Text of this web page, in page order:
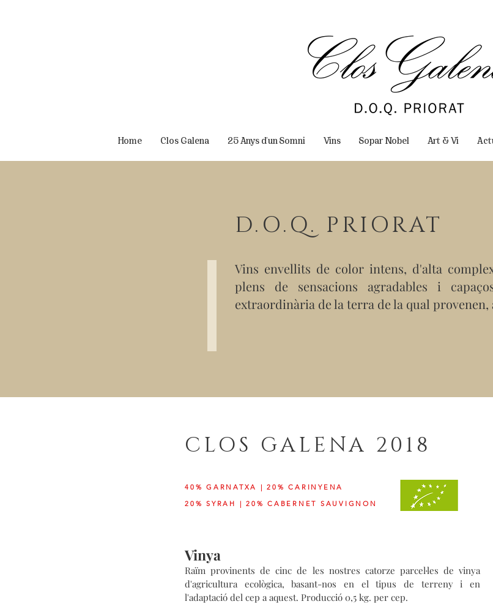
Home Clos Galena 25 Anys d'un Somni Vins Sopar Nobel Art & Vi
D.O.Q. PRIORAT
Vins envellits de color intens, d'alta
plens de sensacions agradables i
extraordinària de la terra de la qual
CLOS GALENA 2018
40% GARNATXA | 20% CARINYENA
20% SYRAH | 20% CABERNET SAUVIGNON
Vinya
Raïm provinents de cinc de les nostres catorze parcel·les de vinya
d'agricultura ecològica, basant-nos en el tipus de terreny i en
l'adaptació del cep a aquest. Producció 0,5 kg. per cep.